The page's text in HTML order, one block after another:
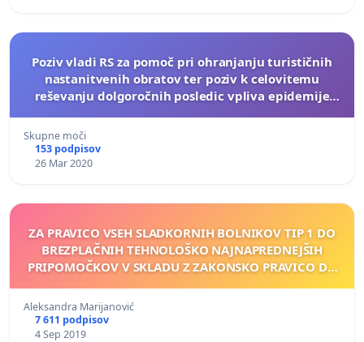
Poziv vladi RS za pomoč pri ohranjanju turističnih
nastanitvenih obratov ter poziv k celovitemu
reševanju dolgoročnih posledic vpliva epidemije
Skupne moči
153 podpisov
26 Mar 2020
ZA PRAVICO VSEH SLADKORNIH BOLNIKOV TIP 1 DO
BREZPLAČNIH TEHNOLOŠKO NAJNAPREDNEJŠIH
PRIPOMOČKOV V SKLADU Z ZAKONSKO PRAVICO DO
Aleksandra Marijanović
7 611 podpisov
4 Sep 2019